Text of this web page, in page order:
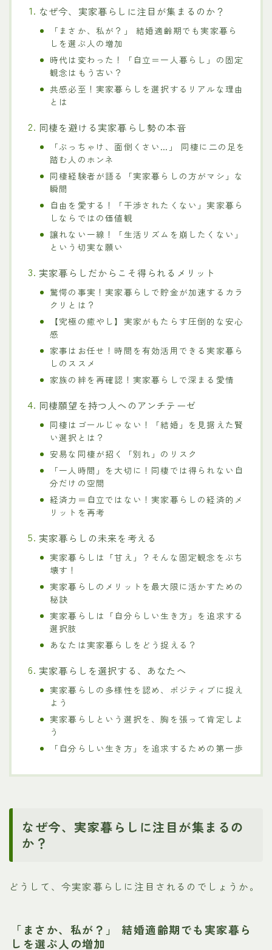
なぜ今、実家暮らしに注目が集まるのか？
「まさか、私が？」 結婚適齢期でも実家暮ら
しを選ぶ人の増加
時代は変わった！「自立＝一人暮らし」の固定
観念はもう古い？
共感必至！実家暮らしを選択するリアルな理由
とは
同棲を避ける実家暮らし勢の本音
「ぶっちゃけ、面倒くさい…」 同棲に二の足を
踏む人のホンネ
同棲経験者が語る「実家暮らしの方がマシ」な
瞬間
自由を愛する！「干渉されたくない」実家暮ら
しならではの価値観
譲れない一線！「生活リズムを崩したくない」
という切実な願い
実家暮らしだからこそ得られるメリット
驚愕の事実！実家暮らしで貯金が加速するカラ
クリとは？
【究極の癒やし】実家がもたらす圧倒的な安心
感
家事はお任せ！時間を有効活用できる実家暮ら
しのススメ
家族の絆を再確認！実家暮らしで深まる愛情
同棲願望を持つ人へのアンチテーゼ
同棲はゴールじゃない！「結婚」を見据えた賢
い選択とは？
安易な同棲が招く「別れ」のリスク
「一人時間」を大切に！同棲では得られない自
分だけの空間
経済力＝自立ではない！実家暮らしの経済的メ
リットを再考
実家暮らしの未来を考える
実家暮らしは「甘え」？そんな固定観念をぶち
壊す！
実家暮らしのメリットを最大限に活かすための
秘訣
実家暮らしは「自分らしい生き方」を追求する
選択肢
あなたは実家暮らしをどう捉える？
実家暮らしを選択する、あなたへ
実家暮らしの多様性を認め、ポジティブに捉え
よう
実家暮らしという選択を、胸を張って肯定しよ
う
「自分らしい生き方」を追求するための第一歩
なぜ今、実家暮らしに注目が集まるの
か？
どうして、今実家暮らしに注目されるのでしょうか。
「まさか、私が？」 結婚適齢期でも実家暮ら
しを選ぶ人の増加